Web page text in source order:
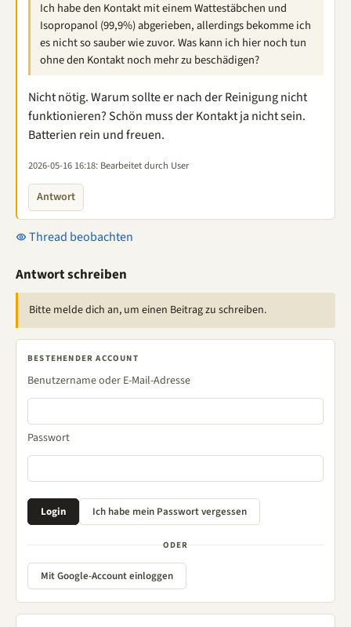
Ich habe den Kontakt mit einem Wattestäbchen und
Isopropanol (99,9%) abgerieben, allerdings bekomme ich
es nicht so sauber wie zuvor. Was kann ich hier noch tun
ohne den Kontakt noch mehr zu beschädigen?
Nicht nötig. Warum sollte er nach der Reinigung nicht
funktionieren? Schön muss der Kontakt ja nicht sein.
Batterien rein und freuen.
2026-05-16 16:18: Bearbeitet durch User
Antwort
Thread beobachten
Antwort schreiben
Bitte melde dich an, um einen Beitrag zu schreiben.
BESTEHENDER ACCOUNT
Benutzername oder E-Mail-Adresse
Passwort
ODER
Mit Google-Account einloggen